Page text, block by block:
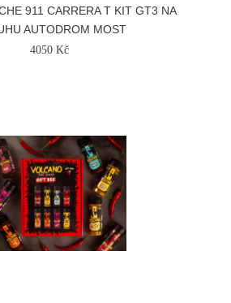
911 CARRERA T KIT GT3 NA
AUTODROM MOST
4050 Kč